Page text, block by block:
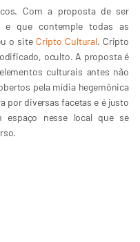
Com a proposta de ser
e que contemple todas as
o site Cripto Cultural. Cripto
oculto. A proposta é
culturais antes não
pela mídia hegemônica
por diversas facetas e é justo
espaço nesse local que se